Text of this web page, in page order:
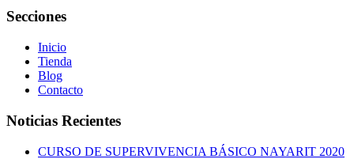
Secciones
Inicio
Tienda
Blog
Contacto
Noticias Recientes
CURSO DE SUPERVIVENCIA BÁSICO NAYARIT 2020